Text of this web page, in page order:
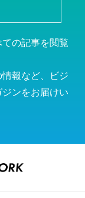
の記事を閲覧
報など、ビジ
ンをお届けい